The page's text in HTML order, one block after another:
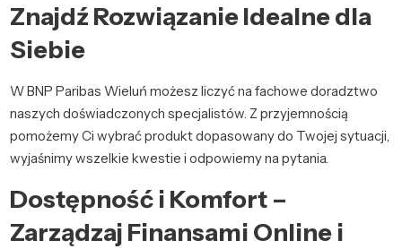
Znajdź Rozwiązanie Idealne dla
Siebie
W BNP Paribas Wieluń możesz liczyć na fachowe doradztwo
naszych doświadczonych specjalistów. Z przyjemnością
pomożemy Ci wybrać produkt dopasowany do Twojej sytuacji,
wyjaśnimy wszelkie kwestie i odpowiemy na pytania.
Dostępność i Komfort –
Zarządzaj Finansami Online i